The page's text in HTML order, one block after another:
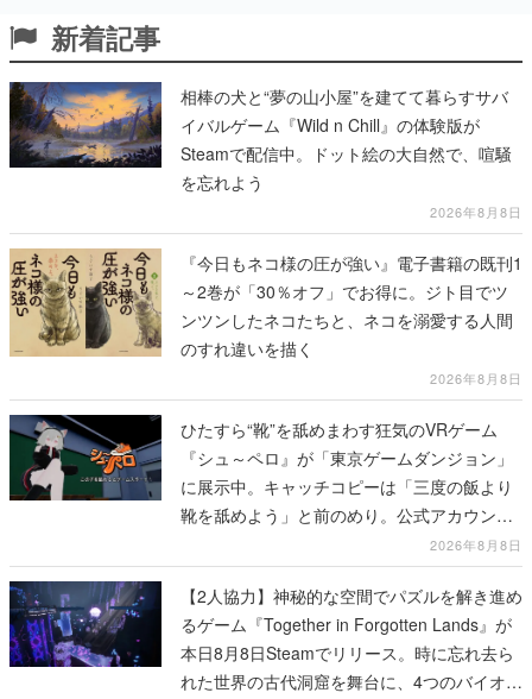
新着記事
相棒の犬と“夢の山小屋”を建てて暮らすサバ
イバルゲーム『Wild n Chill』の体験版が
Steamで配信中。ドット絵の大自然で、喧騒
を忘れよう
2026年8月8日
『今日もネコ様の圧が強い』電子書籍の既刊1
～2巻が「30％オフ」でお得に。ジト目でツ
ンツンしたネコたちと、ネコを溺愛する人間
のすれ違いを描く
2026年8月8日
ひたすら“靴”を舐めまわす狂気のVRゲーム
『シュ～ペロ』が「東京ゲームダンジョン」
に展示中。キャッチコピーは「三度の飯より
靴を舐めよう」と前のめり。公式アカウント
も開設され、2026年リリースに向けて開発中
2026年8月8日
【2人協力】神秘的な空間でパズルを解き進め
るゲーム『Together in Forgotten Lands』が
本日8月8日Steamでリリース。時に忘れ去ら
れた世界の古代洞窟を舞台に、4つのバイオー